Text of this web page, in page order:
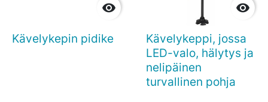

Kävelykepin pidike

Kävelykeppi, jossa
LED-valo, hälytys ja
nelipäinen
turvallinen pohja